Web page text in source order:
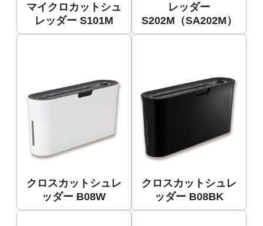
マイクロカットシュ
レッダー S101M
レッダー
S202M（SA202M）
クロスカットシュレ
ッダー B08W
クロスカットシュレ
ッダー B08BK